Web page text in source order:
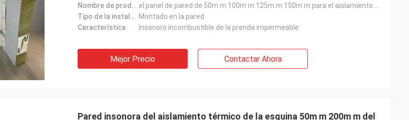
cosa que comunicamos con usted”
Nombre de producto:
Tipo de la instalación:
Montado en la pared
Característica:
Insonoro incombustible de la prenda impermeable
Mejor Precio Contactar Ahora
Pared insonora del aislamiento térmico de la esquina 50m m 200m m del